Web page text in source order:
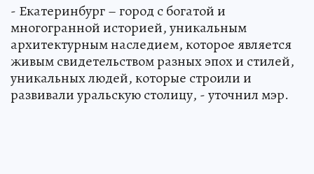
- Екатеринбург – город с богатой и
многогранной историей, уникальным
архитектурным наследием, которое является
живым свидетельством разных эпох и стилей,
уникальных людей, которые строили и
развивали уральскую столицу, - уточнил мэр.